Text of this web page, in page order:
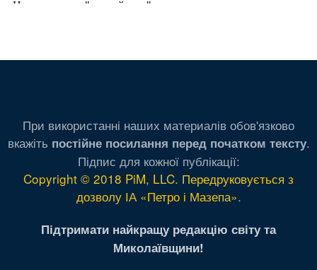
При використанні наших материалів обов'язково
вкажіть постійне посилання перед початком тексту.
Підпис для кожної публікації:
Copyright © 2018 PiM, LLC. Передруковується з
дозволу ІА «Петро і Мазепа».
Підтримати найкращу редакцію світу та
Миколаївщини!